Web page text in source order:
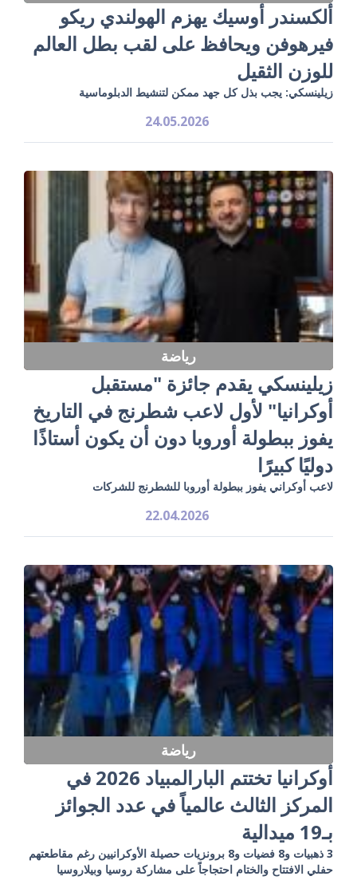
ألكسندر أوسيك يهزم الهولندي ريكو
فيرهوفن ويحافظ على لقب بطل العالم
للوزن الثقيل
زيلينسكي: يجب بذل كل جهد ممكن لتنشيط الدبلوماسية
24.05.2026
رياضة
زيلينسكي يقدم جائزة "مستقبل
أوكرانيا" لأول لاعب شطرنج في التاريخ
يفوز ببطولة أوروبا دون أن يكون أستاذًا
دوليًا كبيرًا
لاعب أوكراني يفوز ببطولة أوروبا للشطرنج للشركات
22.04.2026
رياضة
أوكرانيا تختتم البارالمبياد 2026 في
المركز الثالث عالمياً في عدد الجوائز
بـ19 ميدالية
3 ذهبيات و8 فضيات و8 برونزيات حصيلة الأوكرانيين رغم مقاطعتهم
حفلي الافتتاح والختام احتجاجاً على مشاركة روسيا وبيلاروسيا